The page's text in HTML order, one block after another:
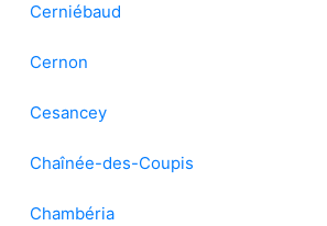
Cerniébaud
Cernon
Cesancey
Chaînée-des-Coupis
Chambéria